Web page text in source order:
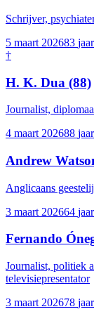
Schrijver,
5 maart 202683 jaar
†
H. K. Dua (88)
Journalist,
4 maart 202688 jaar
Andrew
Anglicaans
3 maart 202664 jaar
Fernando
Journalist, politiek
televisiepresentator
3 maart 202678 jaar